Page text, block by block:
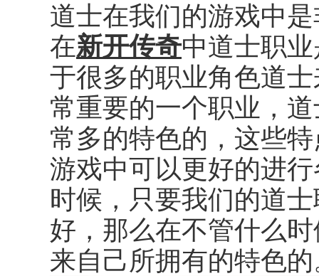
道士在我们的游戏中
在新开传奇中道士职
于很多的职业角色道
常重要的一个职业，
常多的特色的，这些
游戏中可以更好的进
时候，只要我们的道
好，那么在不管什么
来自己所拥有的特色